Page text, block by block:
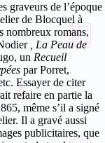
graveurs de l’époque
de Blocquel à
nombreux romans,
, La Peau de
un Recueil
par Porret,
Essayer de citer
refaire en partie la
même s’il a signé
Il a gravé aussi
publicitaires, que